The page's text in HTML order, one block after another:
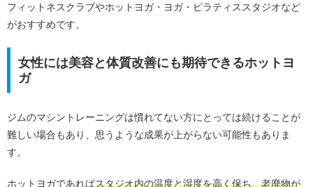
フィットネスクラブやホットヨガ・ヨガ・ピラティススタジオなど
がおすすめです。
女性には美容と体質改善にも期待できるホットヨ
ガ
ジムのマシントレーニングは慣れてない方にとっては続けることが
難しい場合もあり、思うような成果が上がらない可能性もありま
す。
ホットヨガであればスタジオ内の温度と湿度を高く保ち、老廃物が